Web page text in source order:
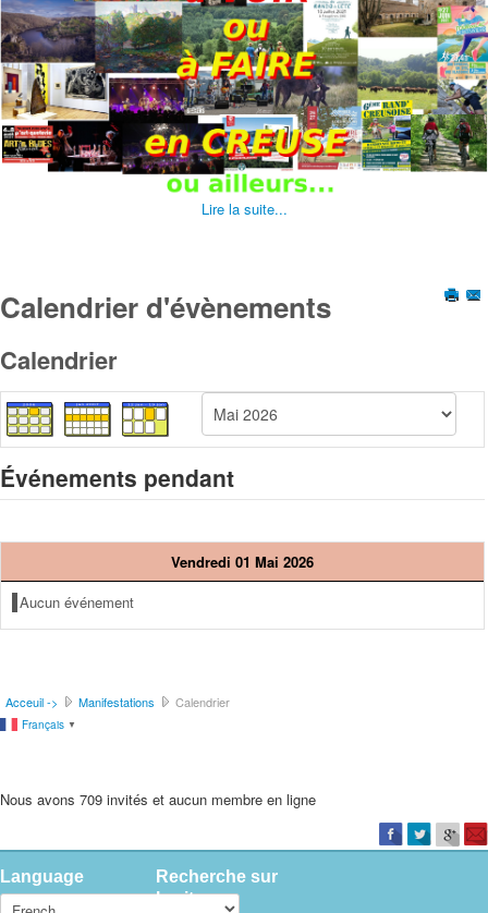
Lire la suite...
Calendrier d'évènements
Calendrier
Événements pendant
Vendredi 01 Mai 2026
Aucun événement
Acceuil -> Manifestations Calendrier
Français ▼
Nous avons 709 invités et aucun membre en ligne
Language
Recherche sur
le site